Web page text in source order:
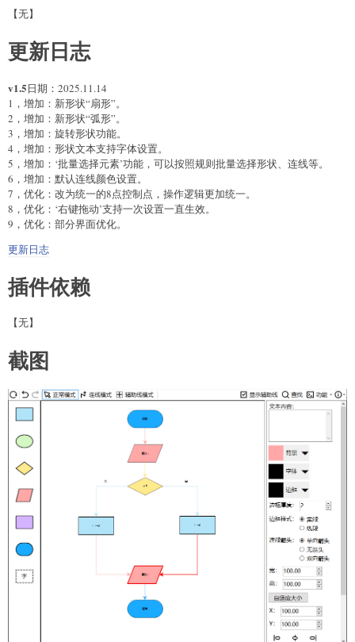
【无】
更新日志
v1.5日期：2025.11.14
1，增加：新形状“扇形”。
2，增加：新形状“弧形”。
3，增加：旋转形状功能。
4，增加：形状文本支持字体设置。
5，增加：‘批量选择元素’功能，可以按照规则批量选择形状、连线等。
6，增加：默认连线颜色设置。
7，优化：改为统一的8点控制点，操作逻辑更加统一。
8，优化：‘右键拖动’支持一次设置一直生效。
9，优化：部分界面优化。
更新日志
插件依赖
【无】
截图